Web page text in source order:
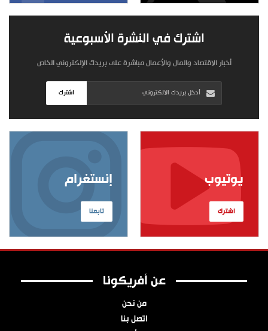
اشترك في النشرة الأسبوعية
أخبار الاقتصاد والمال والأعمال مباشرة على بريدك الإلكتروني الخاص
اشترك
إنستغرام
تابعنا
يوتيوب
اشترك
عن أفريكونا
من نحن
اتصل بنا